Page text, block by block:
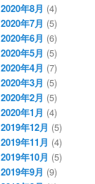
2020年8月 (4)
2020年7月 (5)
2020年6月 (6)
2020年5月 (5)
2020年4月 (7)
2020年3月 (5)
2020年2月 (5)
2020年1月 (4)
2019年12月 (5)
2019年11月 (4)
2019年10月 (5)
2019年9月 (9)